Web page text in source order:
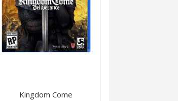
Kingdom Come